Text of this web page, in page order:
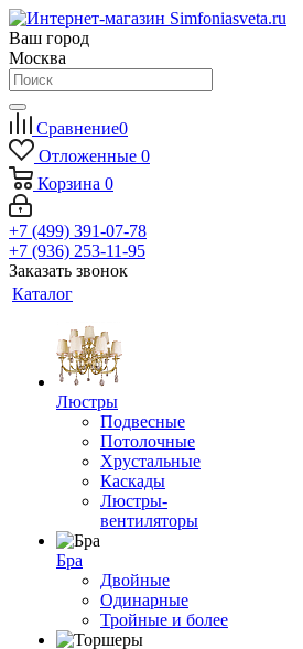
Ваш город
Москва
Сравнение0
Отложенные 0
Корзина 0
+7 (499) 391-07-78
+7 (936) 253-11-95
Заказать звонок
Каталог
Люстры
Подвесные
Потолочные
Хрустальные
Каскады
Люстры-
вентиляторы
Бра
Двойные
Одинарные
Тройные и более